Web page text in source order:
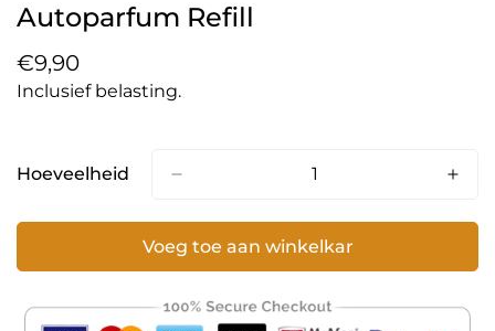
Autoparfum Refill
Normale
prijs
€9,90
Inclusief belasting.
Hoeveelheid
Voeg toe aan winkelkar